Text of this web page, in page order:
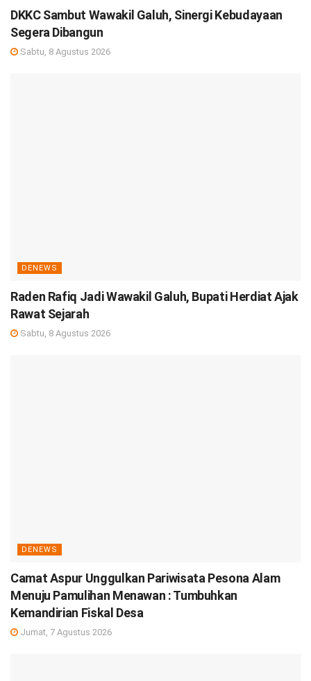
DKKC Sambut Wawakil Galuh, Sinergi Kebudayaan
Segera Dibangun
Sabtu, 8 Agustus 2026
DENEWS
Raden Rafiq Jadi Wawakil Galuh, Bupati Herdiat Ajak
Rawat Sejarah
Sabtu, 8 Agustus 2026
DENEWS
Camat Aspur Unggulkan Pariwisata Pesona Alam
Menuju Pamulihan Menawan : Tumbuhkan
Kemandirian Fiskal Desa
Jumat, 7 Agustus 2026